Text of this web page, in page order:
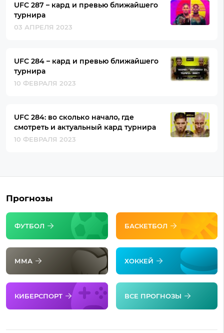
UFC 287 – кард и превью ближайшего
турнира
03 АПРЕЛЯ 2023
UFC 284 – кард и превью ближайшего
турнира
10 ФЕВРАЛЯ 2023
UFC 284: во сколько начало, где
смотреть и актуальный кард турнира
10 ФЕВРАЛЯ 2023
Прогнозы
ФУТБОЛ БАСКЕТБОЛ
ММА ХОККЕЙ
КИБЕРСПОРТ ВСЕ ПРОГНОЗЫ